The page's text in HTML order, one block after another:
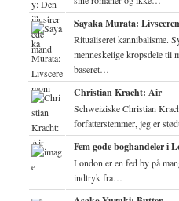
Sayaka Murata:
Ritualiseret kannibalisme.
menneskelige kropsdele til
baseret…
Christian Kracht: Air
Schweiziske Christian
forfatterstemmer, jeg er
Fem gode boghandeler i
London er en fed by på
indtryk fra…